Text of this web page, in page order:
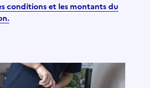
conditions et les montants du